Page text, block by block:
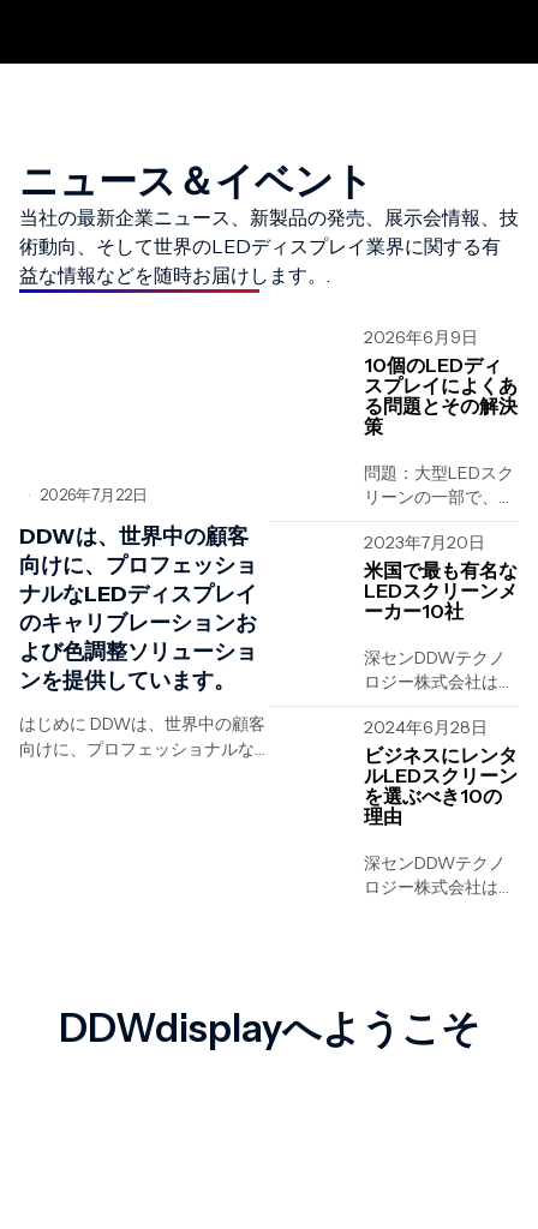
ニュース＆イベント
当社の最新企業ニュース、新製品の発売、展示会情報、技
術動向、そして世界のLEDディスプレイ業界に関する有
益な情報などを随時お届けします。.
• 2026年7月22日
DDWは、世界中の顧客
向けに、プロフェッショ
ナルなLEDディスプレイ
のキャリブレーションお
よび色調整ソリューショ
ンを提供しています。
はじめに DDWは、世界中の顧客
向けに、プロフェッショナルな
2026年6月9日
10個のLEDディ
スプレイによくあ
る問題とその解決
策
問題：大型LEDスク
リーンの一部で、表
示に異常が見られま
す。例えば、…….
2023年7月20日
米国で最も有名な
LEDスクリーンメ
ーカー10社
深センDDWテクノ
ロジー株式会社は、
深センを拠点とする
LEDディスプレイの
専門メーカー兼開発
企業です。ぜひ当社
へ…….
2024年6月28日
ビジネスにレンタ
ルLEDスクリーン
を選ぶべき10の
理由
深センDDWテクノ
ロジー株式会社は、
…….
DDWdisplayへようこそ